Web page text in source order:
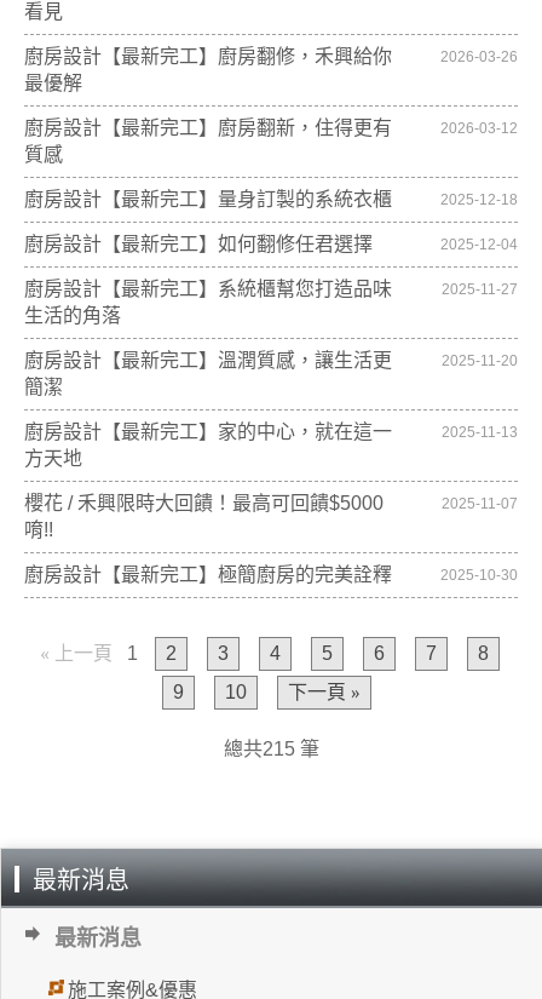
看見
廚房設計【最新完工】廚房翻修，禾興給你
最優解
2026-03-26
廚房設計【最新完工】廚房翻新，住得更有
質感
2026-03-12
廚房設計【最新完工】量身訂製的系統衣櫃 2025-12-18
廚房設計【最新完工】如何翻修任君選擇 2025-12-04
廚房設計【最新完工】系統櫃幫您打造品味
生活的角落
2025-11-27
廚房設計【最新完工】溫潤質感，讓生活更
簡潔
2025-11-20
廚房設計【最新完工】家的中心，就在這一
方天地
2025-11-13
櫻花 / 禾興限時大回饋！最高可回饋$5000
唷!!
2025-11-07
廚房設計【最新完工】極簡廚房的完美詮釋 2025-10-30
« 上一頁 1 2 3 4 5 6 7
8
9
10 下一頁 »
總共215 筆
最新消息
最新消息
施工案例&優惠